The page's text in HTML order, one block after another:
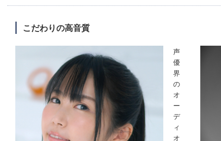
こだわりの高音質
声
優
界
の
オ
ー
デ
ィ
オ